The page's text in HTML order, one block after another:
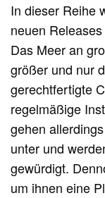
In dieser Reihe
neuen
Das Meer an
größer und nur
gerechtfertigte
regelmäßige
gehen
unter und
gewürdigt.
um ihnen eine